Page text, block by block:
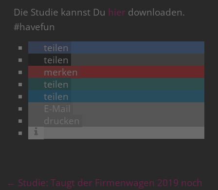
Die Studie kannst Du hier downloaden.
#havefun
teilen
teilen
merken
teilen
teilen
E-Mail
drucken
← Studie: Taugt der Firmenwagen 2019 noch